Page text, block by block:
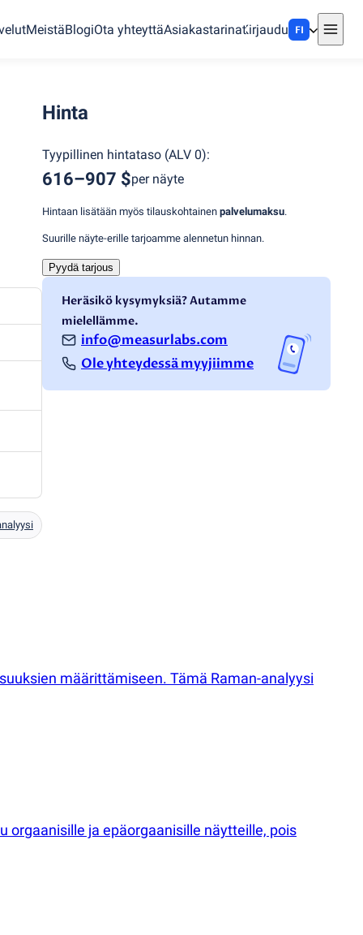
MeistäBlogiOta yhteyttäAsiakastarinatKirjaudu FI
Hinta
Tyypillinen hintataso (ALV 0):
616–907 $per näyte
Hintaan lisätään myös tilauskohtainen palvelumaksu.
Suurille näyte-erille tarjoamme alennetun hinnan.
Pyydä tarjous
Heräsikö kysymyksiä? Autamme
mielellämme.
info@measurlabs.com
Ole yhteydessä myyjiimme
määrittämiseen. Tämä Raman-analyysi
orgaanisille ja epäorgaanisille näytteille, pois